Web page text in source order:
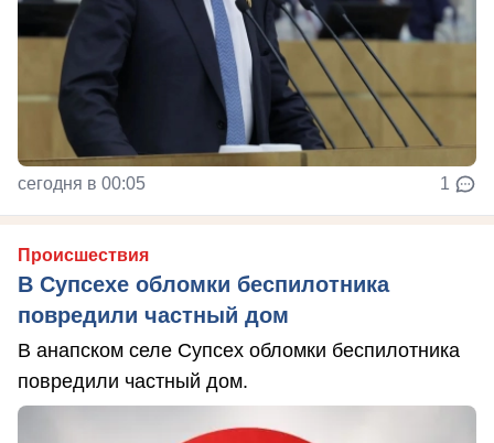
сегодня в 00:05 1
Происшествия
В Супсехе обломки беспилотника
повредили частный дом
В анапском селе Супсех обломки беспилотника
повредили частный дом.